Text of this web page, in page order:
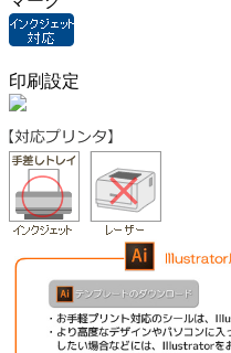
印刷設定